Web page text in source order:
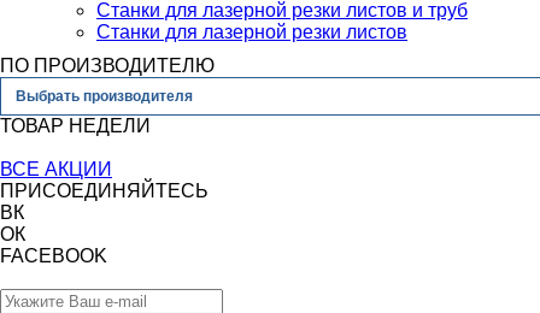
Станки для лазерной резки листов и труб
Станки для лазерной резки листов
ПО ПРОИЗВОДИТЕЛЮ
Выбрать производителя
ТОВАР НЕДЕЛИ
ВСЕ АКЦИИ
ПРИСОЕДИНЯЙТЕСЬ
ВК
ОК
FACEBOOK